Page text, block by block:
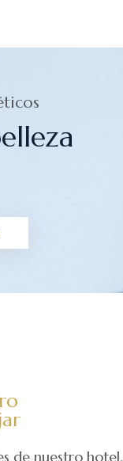
de nuestro hotel.